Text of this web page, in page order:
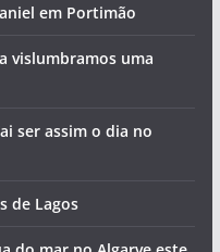
em Portimão
vislumbramos uma
ser assim o dia no
de Lagos